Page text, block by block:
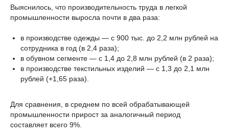
Выяснилось, что производительность труда в легкой
промышленности выросла почти в два раза:
в производстве одежды — с 900 тыс. до 2,2 млн рублей на
сотрудника в год (в 2,4 раза);
в обувном сегменте — с 1,4 до 2,8 млн рублей (в 2 раза);
в производстве текстильных изделий — с 1,3 до 2,1 млн
рублей (+1,65 раза).
Для сравнения, в среднем по всей обрабатывающей
промышленности прирост за аналогичный период
составляет всего 9%.